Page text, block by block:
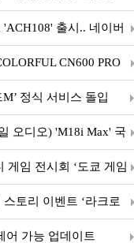
출시.. 네이버
CN600 PRO
정식 서비스 돌입
오디오) 'M18i Max' 국
게임 전시회 ‘도쿄 게임
토리 이벤트 ‘라크로
시!
어 가능 업데이트